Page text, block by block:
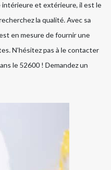
intérieure et extérieure, il est le
la qualité. Avec sa
en mesure de fournir une
N’hésitez pas à le contacter
le 52600 ! Demandez un